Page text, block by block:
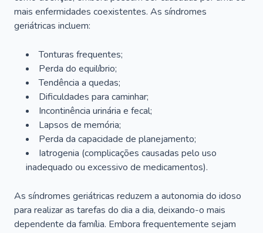
mais enfermidades coexistentes. As síndromes
geriátricas incluem:
Tonturas frequentes;
Perda do equilíbrio;
Tendência a quedas;
Dificuldades para caminhar;
Incontinência urinária e fecal;
Lapsos de memória;
Perda da capacidade de planejamento;
Iatrogenia (complicações causadas pelo uso
inadequado ou excessivo de medicamentos).
As síndromes geriátricas reduzem a autonomia do idoso
para realizar as tarefas do dia a dia, deixando-o mais
dependente da família. Embora frequentemente sejam